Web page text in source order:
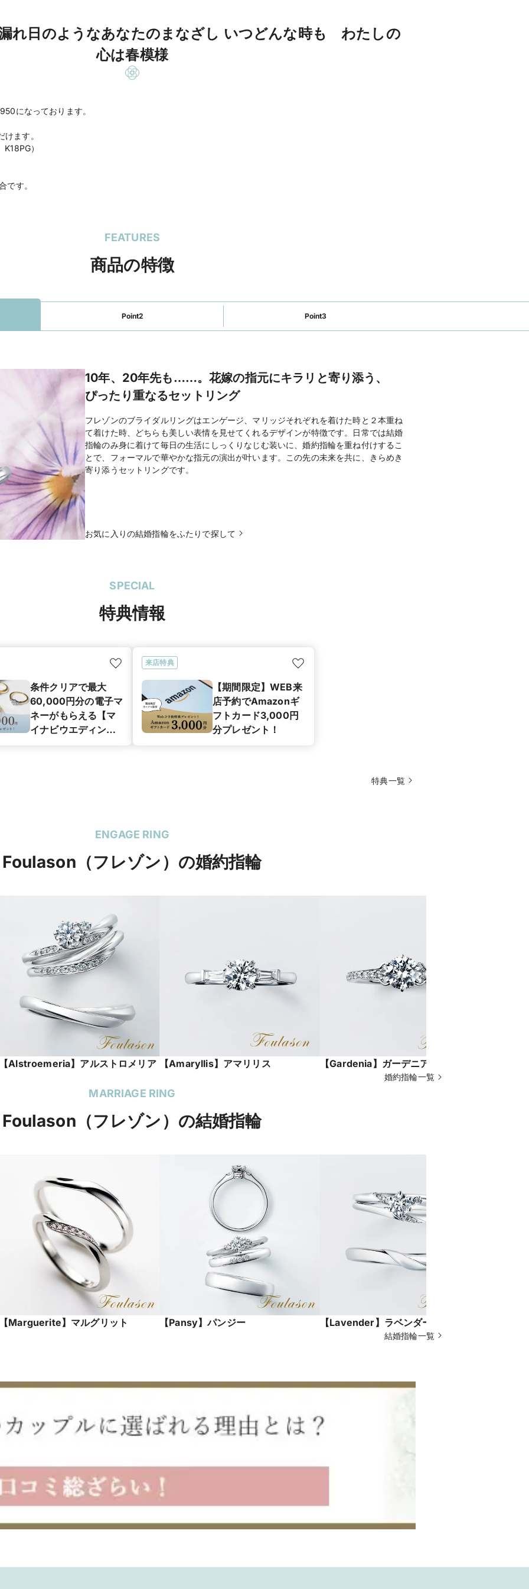
れ日のようなあなたのまなざし いつどんな時も わたしの
心は春模様
になっております。
ます。
）
です。
FEATURES
商品の特徴
Point2 Point3
10年、20年先も……。花嫁の指元にキラリと寄り添う、
ぴったり重なるセットリング
フレゾンのブライダルリングはエンゲージ、マリッジそれぞれを着けた時と２本重ね
て着けた時、どちらも美しい表情を見せてくれるデザインが特徴です。日常では結婚
指輪のみ身に着けて毎日の生活にしっくりなじむ装いに、婚約指輪を重ね付けするこ
とで、フォーマルで華やかな指元の演出が叶います。この先の未来を共に、きらめき
寄り添うセットリングです。
お気に入りの結婚指輪をふたりで探して
SPECIAL
特典情報
条件クリアで最大
60,000円分の電子マ
ネーがもらえる【マ
イナビウエディング
来店特典
【期間限定】WEB来
店予約でAmazonギ
フトカード3,000円
分プレゼント！
特典一覧
ENGAGE RING
Foulason（フレゾン）の婚約指輪
Alstroemeria】アルストロメリア 【Amaryllis】アマリリス 【Gardenia】ガーデニア
婚約指輪一覧
MARRIAGE RING
Foulason（フレゾン）の結婚指輪
Marguerite】マルグリット 【Pansy】パンジー 【Lavender】ラベンダー
結婚指輪一覧